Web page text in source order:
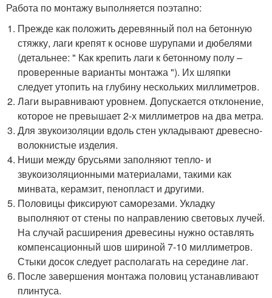
Работа по монтажу выполняется поэтапно:
Прежде как положить деревянный пол на бетонную
стяжку, лаги крепят к основе шурупами и дюбелями
(детальнее: " Как крепить лаги к бетонному полу –
проверенные варианты монтажа "). Их шляпки
следует утопить на глубину нескольких миллиметров.
Лаги выравнивают уровнем. Допускается отклонение,
которое не превышает 2-х миллиметров на два метра.
Для звукоизоляции вдоль стен укладывают древесно-
волокнистые изделия.
Ниши между брусьями заполняют тепло- и
звукоизоляционными материалами, такими как
минвата, керамзит, пенопласт и другими.
Половицы фиксируют саморезами. Укладку
выполняют от стены по направлению световых лучей.
На случай расширения древесины нужно оставлять
компенсационный шов шириной 7-10 миллиметров.
Стыки досок следует располагать на середине лаг.
После завершения монтажа половиц устанавливают
плинтуса.